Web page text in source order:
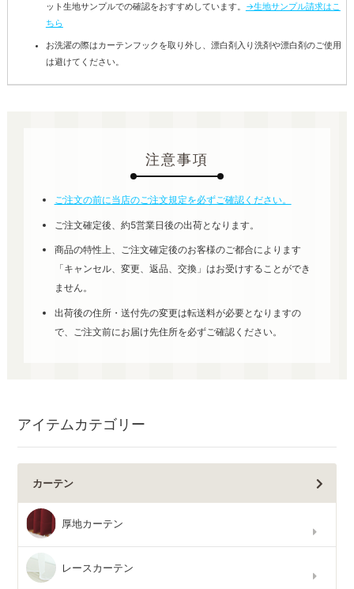
ット生地サンプルでの確認をおすすめしています。 →生地サンプル請求はこ
ちら
お洗濯の際はカーテンフックを取り外し、漂白剤入り洗剤や漂白剤のご使用
は避けてください。
注意事項
ご注文の前に当店のご注文規定を必ずご確認ください。
ご注文確定後、約5営業日後の出荷となります。
商品の特性上、ご注文確定後のお客様のご都合によります
「キャンセル、変更、返品、交換」はお受けすることができ
ません。
出荷後の住所・送付先の変更は転送料が必要となりますの
で、ご注文前にお届け先住所を必ずご確認ください。
アイテムカテゴリー
カーテン
厚地カーテン
レースカーテン